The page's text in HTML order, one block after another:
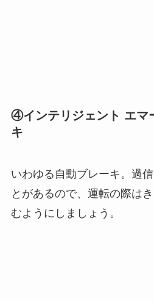
④インテリジェント エマ
キ
いわゆる自動ブレーキ。過
とがあるので、運転の際は
むようにしましょう。